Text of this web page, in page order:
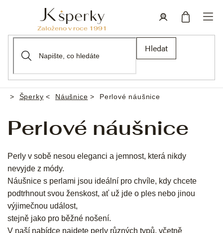
Hledat
Domů
Šperky Náušnice Perlové náušnice
Perlové náušnice
Perly v sobě nesou eleganci a jemnost, která nikdy
nevyjde z módy.
Náušnice s perlami jsou ideální pro chvíle, kdy chcete
podtrhnout svou ženskost, ať už jde o ples nebo jinou
výjimečnou událost,
stejně jako pro běžné nošení.
V naší nabídce najdete perly různých typů, včetně